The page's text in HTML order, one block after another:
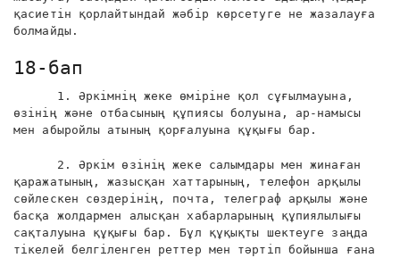
қасиетін қорлайтындай жәбір көрсетуге не жазалауға
болмайды.
18-бап
1. Әркімнің жеке өміріне қол сұғылмауына,
өзінің және отбасының құпиясы болуына, ар-намысы
мен абыройлы атының қорғалуына құқығы бар.
2. Әркім өзінің жеке салымдары мен жинаған
қаражатының, жазысқан хаттарының, телефон арқылы
сөйлескен сөздерінің, почта, телеграф арқылы және
басқа жолдармен алысқан хабарларының құпиялылығы
сақталуына құқығы бар. Бұл құқықты шектеуге заңда
тікелей белгіленген реттер мен тәртіп бойынша ғана